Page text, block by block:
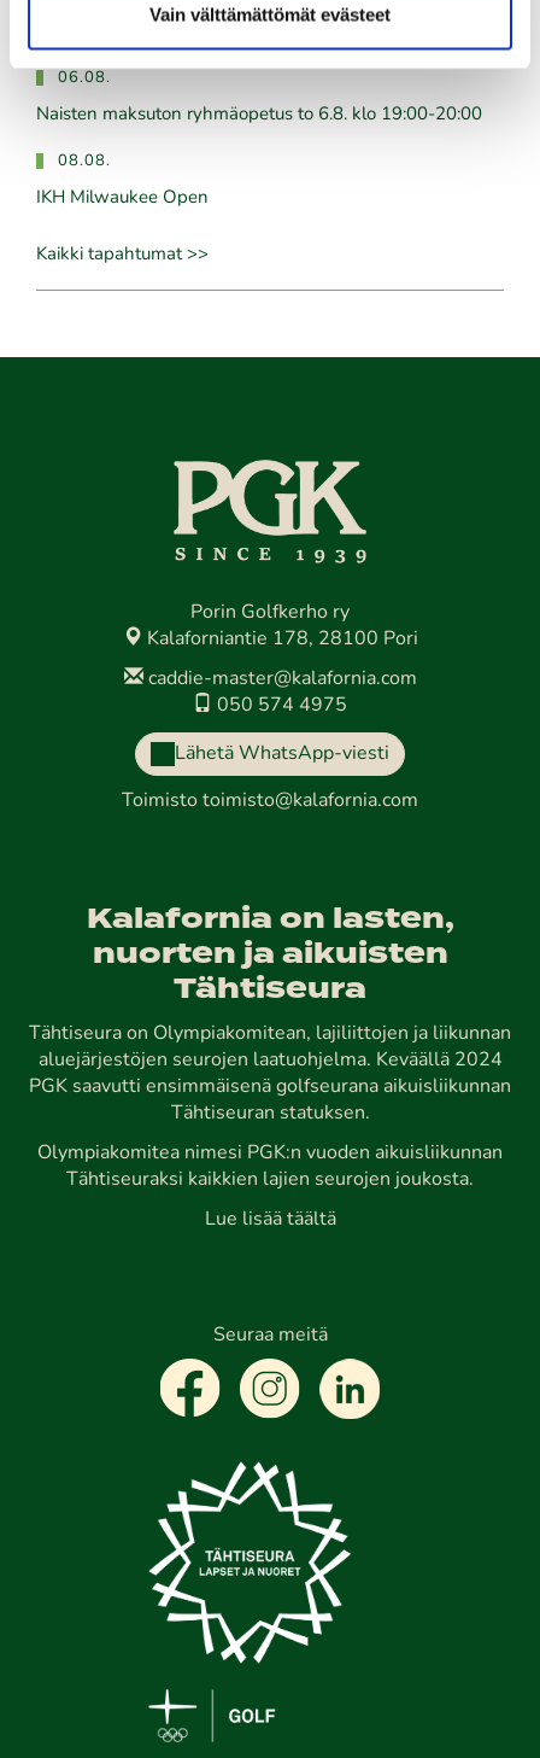
Vain välttämättömät evästeet
06.08.
Naisten maksuton ryhmäopetus to 6.8. klo 19:00-20:00
08.08.
IKH Milwaukee Open
Kaikki tapahtumat >>
Porin Golfkerho ry
Kalaforniantie 178, 28100 Pori
caddie-master@kalafornia.com
050 574 4975
Lähetä WhatsApp-viesti
Toimisto toimisto@kalafornia.com
Kalafornia on lasten,
nuorten ja aikuisten
Tähtiseura
Tähtiseura on Olympiakomitean, lajiliittojen ja liikunnan
aluejärjestöjen seurojen laatuohjelma. Keväällä 2024
PGK saavutti ensimmäisenä golfseurana aikuisliikunnan
Tähtiseuran statuksen.
Olympiakomitea nimesi PGK:n vuoden aikuisliikunnan
Tähtiseuraksi kaikkien lajien seurojen joukosta.
Lue lisää täältä
Seuraa meitä